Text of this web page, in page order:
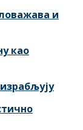
и
као